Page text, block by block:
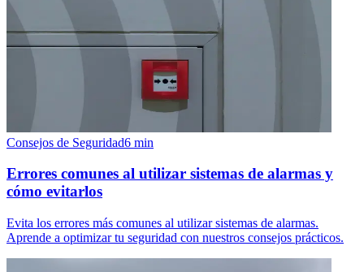
Consejos de Seguridad6 min
Errores comunes al utilizar sistemas de alarmas y
cómo evitarlos
Evita los errores más comunes al utilizar sistemas de alarmas.
Aprende a optimizar tu seguridad con nuestros consejos prácticos.